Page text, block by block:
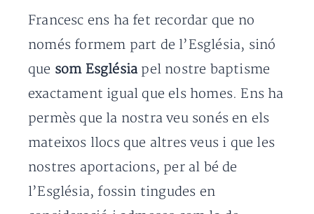
Francesc ens ha fet recordar que no
només formem part de l’Església, sinó
que som Esglésiapel nostre baptisme
exactament igual que els homes. Ens ha
permès que la nostra veu sonés en els
mateixos llocs que altres veus i que les
nostres aportacions, per al bé de
l’Església, fossin tingudes en